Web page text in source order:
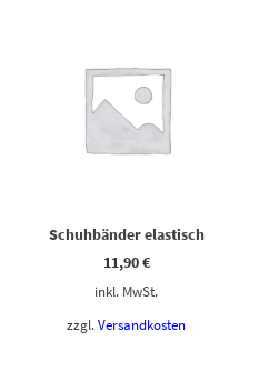
Schuhbänder elastisch
11,90€
inkl. MwSt.
zzgl.Versandkosten